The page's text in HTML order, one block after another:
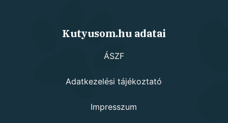
Kutyusom.hu adatai
ÁSZF
Adatkezelési tájékoztató
Impresszum